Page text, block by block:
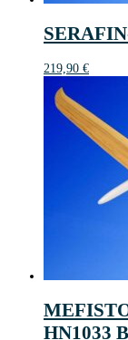
219,90 €
HN1033